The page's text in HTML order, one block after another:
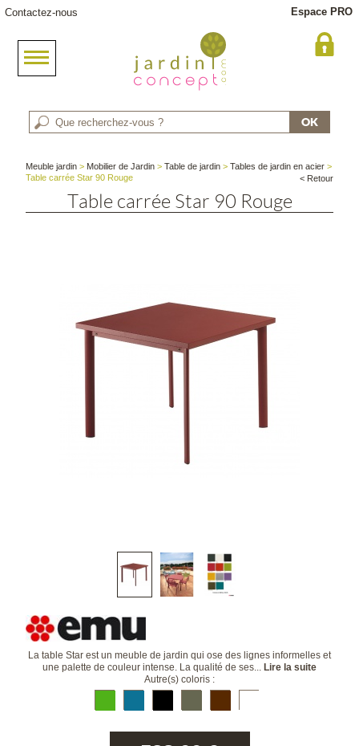
Contactez-nous Espace PRO
Meuble jardin > Mobilier de Jardin >Table de jardin >Tables de jardin en acier >
Table carrée Star 90 Rouge
< Retour
Table carrée Star 90 Rouge
La table Star est un meuble de jardin qui ose des lignes informelles et
une palette de couleur intense. La qualité de ses... Lire la suite
Autre(s) coloris :